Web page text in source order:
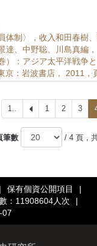
体制〉，收入和田春樹
達、中野聡、川島真編
）：アジア太平洋戦争
京：岩波書店， 2011，
1..
上
一
頁
1 2 3
筆數 / 4 頁，
| 保有個資公開項目
|
：11908604人次
|
07